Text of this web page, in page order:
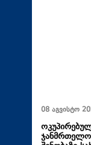
08 აგვისტო